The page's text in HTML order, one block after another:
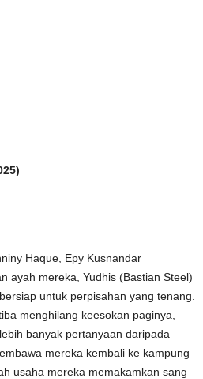
Haque, Epy Kusnandar
ayah mereka, Yudhis (Bastian Steel)
untuk perpisahan yang tenang.
menghilang keesokan paginya,
banyak pertanyaan daripada
mereka kembali ke kampung
usaha mereka memakamkan sang